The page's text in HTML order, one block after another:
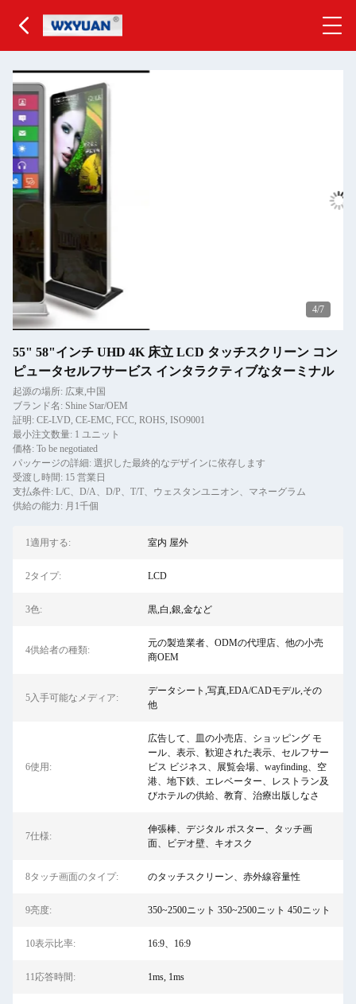
4/7
55" 58"インチ UHD 4K 床立 LCD タッチスクリーン コン
ピュータセルフサービス インタラクティブなターミナル
起源の場所: 広東,中国
ブランド名: Shine Star/OEM
証明: CE-LVD, CE-EMC, FCC, ROHS, ISO9001
最小注文数量: 1 ユニット
価格: To be negotiated
パッケージの詳細: 選択した最終的なデザインに依存します
受渡し時間: 15 営業日
支払条件: L/C、D/A、D/P、T/T、ウェスタンユニオン、マネーグラム
供給の能力: 月1千個
1適用する: 室内 屋外
2タイプ: LCD
3色: 黒,白,銀,金など
4供給者の種類:
元の製造業者、ODMの代理店、他の小売
商OEM
5入手可能なメディア:
データシート,写真,EDA/CADモデル,その
他
6使用:
広告して、皿の小売店、ショッピング モ
ール、表示、歓迎された表示、セルフサー
ビス ビジネス、展覧会場、wayfinding、空
港、地下鉄、エレベーター、レストラン及
びホテルの供給、教育、治療出版しなさ
7仕様:
伸張棒、デジタル ポスター、タッチ画
面、ビデオ壁、キオスク
8タッチ画面のタイプ: のタッチスクリーン、赤外線容量性
9亮度: 350~2500ニット 350~2500ニット 450ニット
10表示比率: 16:9、16:9
11応答時間: 1ms, 1ms